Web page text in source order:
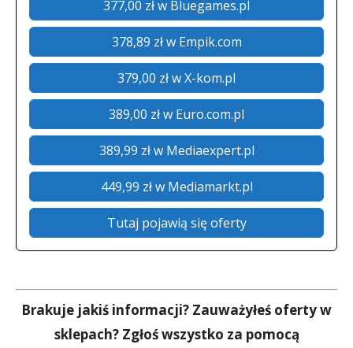
377,00 zł w Bluegames.pl
378,89 zł w Empik.com
379,00 zł w X-kom.pl
389,00 zł w Euro.com.pl
389,99 zł w Mediaexpert.pl
449,99 zł w Mediamarkt.pl
Tutaj pojawią się oferty
Brakuje jakiś informacji? Zauważyłeś oferty w
sklepach? Zgłoś wszystko za pomocą